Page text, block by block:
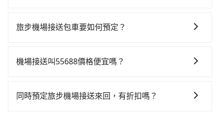
下來的每人價格價格還會更便宜划算。如果你僅有兩位
就是車況，打開車門才發現仍有上一組乘客遺留的垃圾
一位用戶卻遲遲尚未歸還，又或者要還車時卻偏偏找不
實際使用時還是有其區域的限制，實際可停靠的地點與
務品質上，tripool都是你從桃園機場到高鐵新竹站的最
車輛可以搭乘。如班機被迫取消且在原預定上飛機時間
繫，司機只要車上無乘客或已經在機場周邊，會盡快配
乘機場計程車可能比預約旅步接送更貴，特別是在旅遊
移或停留，搭乘機場計程車的費用可能會更高。因此，
旅步機場接送包車要如何預定？
或APP進行預定。 步驟如下： 1.輸入上車和下車地點。
訊。 5.完成付款，預定成功後會收到確認信件
機場接送叫55688價格便宜嗎？
55688、大都會、Yoxi、Uber等計程車，將乘客送到機
同時預定旅步機場接送來回，有折扣嗎？